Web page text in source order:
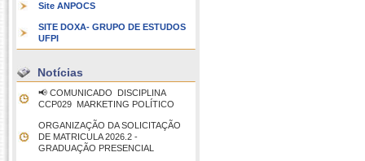
Site ANPOCS
SITE DOXA- GRUPO DE ESTUDOS
UFPI
Notícias
📢 COMUNICADO  DISCIPLINA
CCP029  MARKETING POLÍTICO
ORGANIZAÇÃO DA SOLICITAÇÃO
DE MATRICULA 2026.2 -
GRADUAÇÃO PRESENCIAL